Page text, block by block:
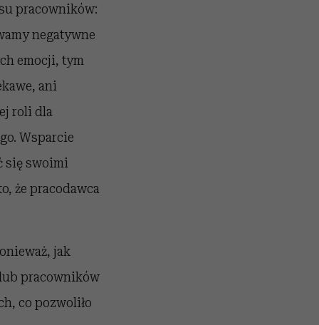
pracowników:
negatywne
emocji, tym
ani
roli dla
Wsparcie
się swoimi
że pracodawca
jak
pracowników
co pozwoliło